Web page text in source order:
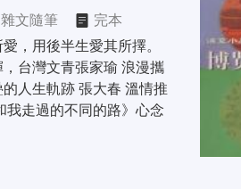
雜文隨筆
完本
，用後半生愛其所擇。
台灣文青張家瑜 浪漫攜
人生軌跡 張大春 溫情推
我走過的不同的路》心念